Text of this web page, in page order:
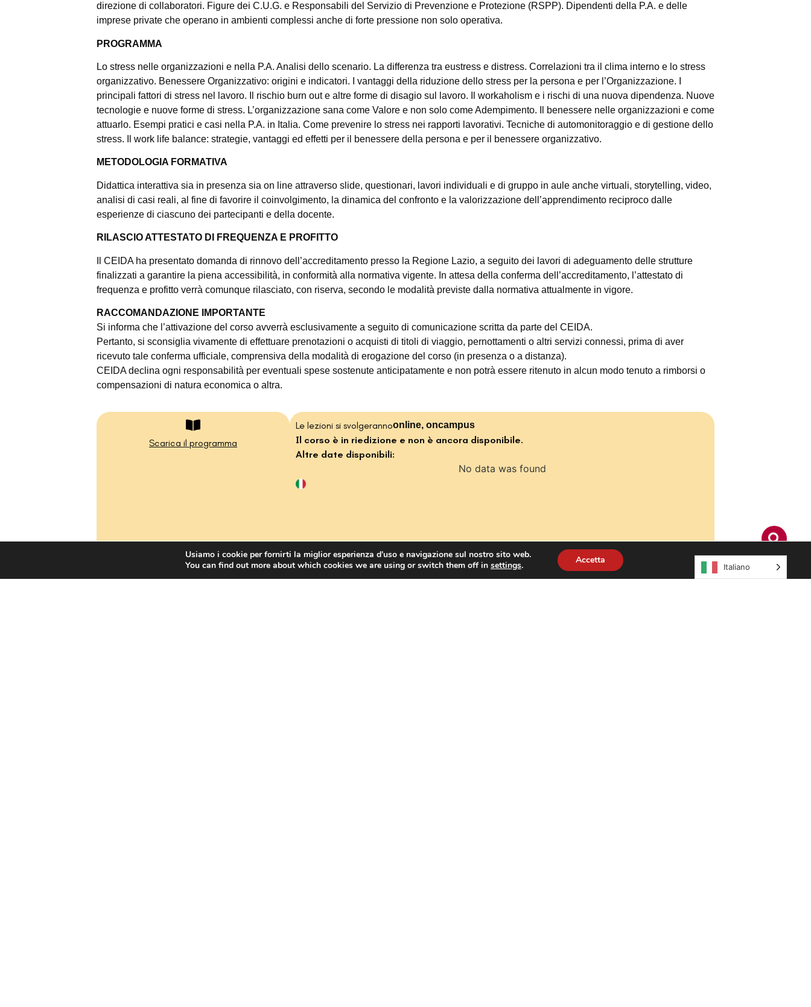
direzione di collaboratori. Figure dei C.U.G. e Responsabili del Servizio di Prevenzione e Protezione (RSPP). Dipendenti della P.A. e delle
imprese private che operano in ambienti complessi anche di forte pressione non solo operativa.
PROGRAMMA
Lo stress nelle organizzazioni e nella P.A. Analisi dello scenario. La differenza tra eustress e distress. Correlazioni tra il clima interno e lo stress
organizzativo. Benessere Organizzativo: origini e indicatori. I vantaggi della riduzione dello stress per la persona e per l’Organizzazione. I
principali fattori di stress nel lavoro. Il rischio burn out e altre forme di disagio sul lavoro. Il workaholism e i rischi di una nuova dipendenza. Nuove
tecnologie e nuove forme di stress. L’organizzazione sana come Valore e non solo come Adempimento. Il benessere nelle organizzazioni e come
attuarlo. Esempi pratici e casi nella P.A. in Italia. Come prevenire lo stress nei rapporti lavorativi. Tecniche di automonitoraggio e di gestione dello
stress. Il work life balance: strategie, vantaggi ed effetti per il benessere della persona e per il benessere organizzativo.
METODOLOGIA FORMATIVA
Didattica interattiva sia in presenza sia on line attraverso slide, questionari, lavori individuali e di gruppo in aule anche virtuali, storytelling, video,
analisi di casi reali, al fine di favorire il coinvolgimento, la dinamica del confronto e la valorizzazione dell’apprendimento reciproco dalle
esperienze di ciascuno dei partecipanti e della docente.
RILASCIO ATTESTATO DI FREQUENZA E PROFITTO
Il CEIDA ha presentato domanda di rinnovo dell’accreditamento presso la Regione Lazio, a seguito dei lavori di adeguamento delle strutture
finalizzati a garantire la piena accessibilità, in conformità alla normativa vigente. In attesa della conferma dell’accreditamento, l’attestato di
frequenza e profitto verrà comunque rilasciato, con riserva, secondo le modalità previste dalla normativa attualmente in vigore.
RACCOMANDAZIONE IMPORTANTE
Si informa che l’attivazione del corso avverrà esclusivamente a seguito di comunicazione scritta da parte del CEIDA.
Pertanto, si sconsiglia vivamente di effettuare prenotazioni o acquisti di titoli di viaggio, pernottamenti o altri servizi connessi, prima di aver
ricevuto tale conferma ufficiale, comprensiva della modalità di erogazione del corso (in presenza o a distanza).
CEIDA declina ogni responsabilità per eventuali spese sostenute anticipatamente e non potrà essere ritenuto in alcun modo tenuto a rimborsi o
compensazioni di natura economica o altra.
Scarica il programma
Le lezioni si svolgerannoonline, oncampus
Il corso è in riedizione e non è ancora disponibile.
Altre date disponibili:
No data was found
Corso in riedizione
Usiamo i cookie per fornirti la miglior esperienza d'uso e navigazione sul nostro sito web.
You can find out more about which cookies we are using or switch them off in settings. Accetta
Italiano